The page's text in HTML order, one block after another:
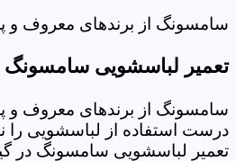
سامسونگ از برندهای معروف و
تعمیر لباسشویی سامسونگ
سامسونگ از برندهای معروف و
درست استفاده از لباسشویی را
تعمیر لباسشویی سامسونگ در